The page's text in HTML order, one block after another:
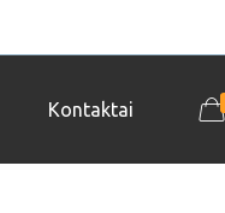
Kontaktai